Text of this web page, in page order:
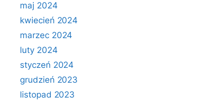
maj 2024
kwiecień 2024
marzec 2024
luty 2024
styczeń 2024
grudzień 2023
listopad 2023